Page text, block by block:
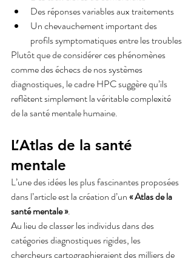
Des réponses variables aux traitements
Un chevauchement important des
profils symptomatiques entre les troubles
Plutôt que de considérer ces phénomènes
comme des échecs de nos systèmes
diagnostiques, le cadre HPC suggère qu’ils
reflètent simplement la véritable complexité
de la santé mentale humaine.
L’Atlas de la santé
mentale
L’une des idées les plus fascinantes proposées
dans l’article est la création d’un « Atlas de la
santé mentale ».
Au lieu de classer les individus dans des
catégories diagnostiques rigides, les
chercheurs cartographieraient des milliers de